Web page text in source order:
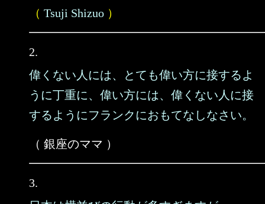
（ Tsuji Shizuo ）
2.
偉くない人には、とても偉い方に接するよ
うに丁重に、偉い方には、偉くない人に接
するようにフランクにおもてなしなさい。
（ 銀座のママ ）
3.